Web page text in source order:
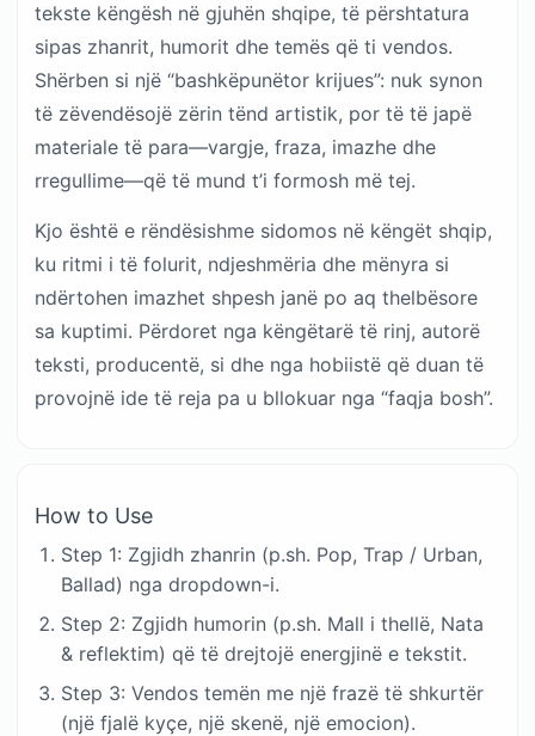
tekste këngësh në gjuhën shqipe, të përshtatura
sipas zhanrit, humorit dhe temës që ti vendos.
Shërben si një “bashkëpunëtor krijues”: nuk synon
të zëvendësojë zërin tënd artistik, por të të japë
materiale të para—vargje, fraza, imazhe dhe
rregullime—që të mund t’i formosh më tej.
Kjo është e rëndësishme sidomos në këngët shqip,
ku ritmi i të folurit, ndjeshmëria dhe mënyra si
ndërtohen imazhet shpesh janë po aq thelbësore
sa kuptimi. Përdoret nga këngëtarë të rinj, autorë
teksti, producentë, si dhe nga hobiistë që duan të
provojnë ide të reja pa u bllokuar nga “faqja bosh”.
How to Use
Step 1: Zgjidh zhanrin (p.sh. Pop, Trap / Urban,
Ballad) nga dropdown-i.
Step 2: Zgjidh humorin (p.sh. Mall i thellë, Nata
& reflektim) që të drejtojë energjinë e tekstit.
Step 3: Vendos temën me një frazë të shkurtër
(një fjalë kyçe, një skenë, një emocion).